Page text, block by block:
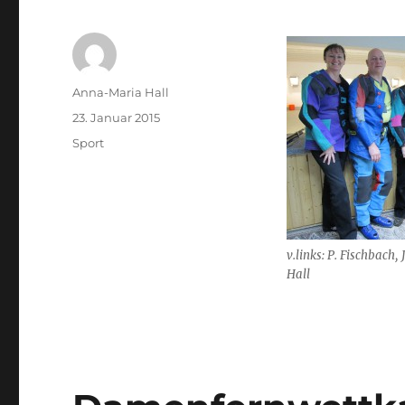
v.links: P.
Hall
Autor
Anna-Maria Hall
Veröffentlicht
23. Januar 2015
Kategorien
Sport